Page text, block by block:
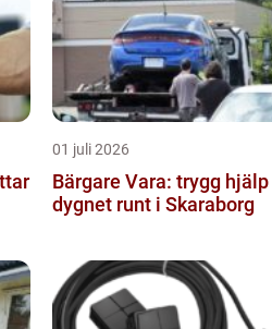
01 juli 2026
Bärgare Vara: trygg hjälp
dygnet runt i Skaraborg